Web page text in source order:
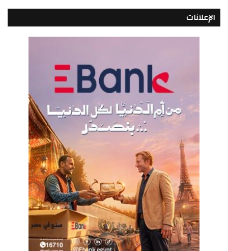
الإعلانات